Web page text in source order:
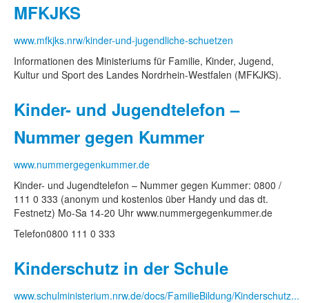
MFKJKS
www.mfkjks.nrw/kinder-und-jugendliche-schuetzen
Informationen des Ministeriums für Familie, Kinder, Jugend,
Kultur und Sport des Landes Nordrhein-Westfalen (MFKJKS).
Kinder- und Jugendtelefon –
Nummer gegen Kummer
www.nummergegenkummer.de
Kinder- und Jugendtelefon – Nummer gegen Kummer: 0800 /
111 0 333 (anonym und kostenlos über Handy und das dt.
Festnetz) Mo-Sa 14-20 Uhr www.nummergegenkummer.de
Telefon0800 111 0 333
Kinderschutz in der Schule
www.schulministerium.nrw.de/docs/FamilieBildung/Kinderschutz...